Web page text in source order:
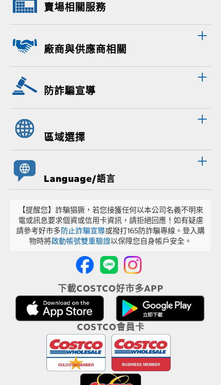
賣場相關服務
廠商與供應商相關
防詐騙宣導
區域選擇
Language/語言
【提醒您】詐騙猖獗，若您接獲任何以本公司名義不明來
電或訊息要求個資或信用卡資訊，請拒絕回應！如有疑慮
請參考好市多防止詐騙宣導或撥打165防詐騙專線。登入購
物時將啟動帳號雙重驗證以保障您自身帳戶安全。
下載COSTCO好市多APP
COSTCO會員卡